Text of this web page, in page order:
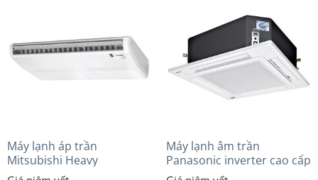
Máy lạnh áp trần
Mitsubishi Heavy
FDE140VG (6.0Hp) Cao cấp
Máy lạnh âm trần
Panasonic inverter cao cấp
(6.0Hp) S-3448PU3HA/U-